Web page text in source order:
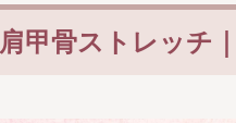
肩甲骨ストレッチ